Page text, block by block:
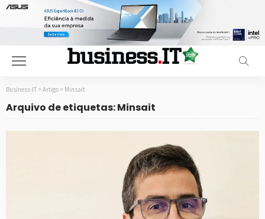
Business-IT > Artigo > Minsait
Arquivo de etiquetas: Minsait